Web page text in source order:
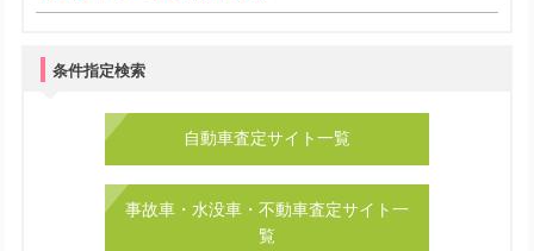
条件指定検索
自動車査定サイト一覧
事故車・水没車・不動車査定サイト一
覧